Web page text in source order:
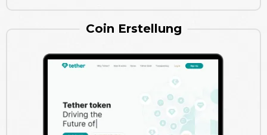
Coin Erstellung